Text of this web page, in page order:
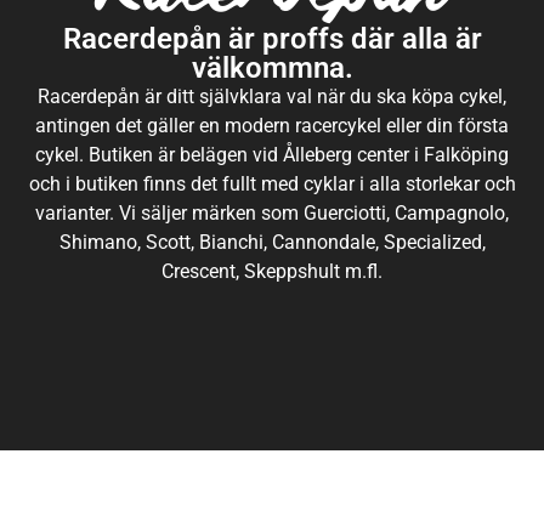
Racerdepån är proffs där alla är
välkommna.
Racerdepån är ditt självklara val när du ska köpa cykel,
antingen det gäller en modern racercykel eller din första
cykel. Butiken är belägen vid Ålleberg center i Falköping
och i butiken finns det fullt med cyklar i alla storlekar och
varianter. Vi säljer märken som Guerciotti, Campagnolo,
Shimano, Scott, Bianchi, Cannondale, Specialized,
Crescent, Skeppshult m.fl.